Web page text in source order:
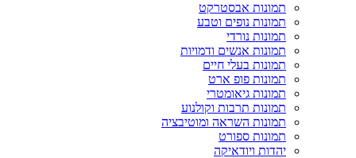
תמונות אבסטרקט
תמונות נופים וטבע
תמונות נורדי
תמונות אנשים ודמויות
תמונות בעלי חיים
תמונות פופ ארט
תמונות גיאומטרי
תמונות תרבות וקולנוע
תמונות השראה ומוטיבציה
תמונות ספורט
יהדות ויודאיקה